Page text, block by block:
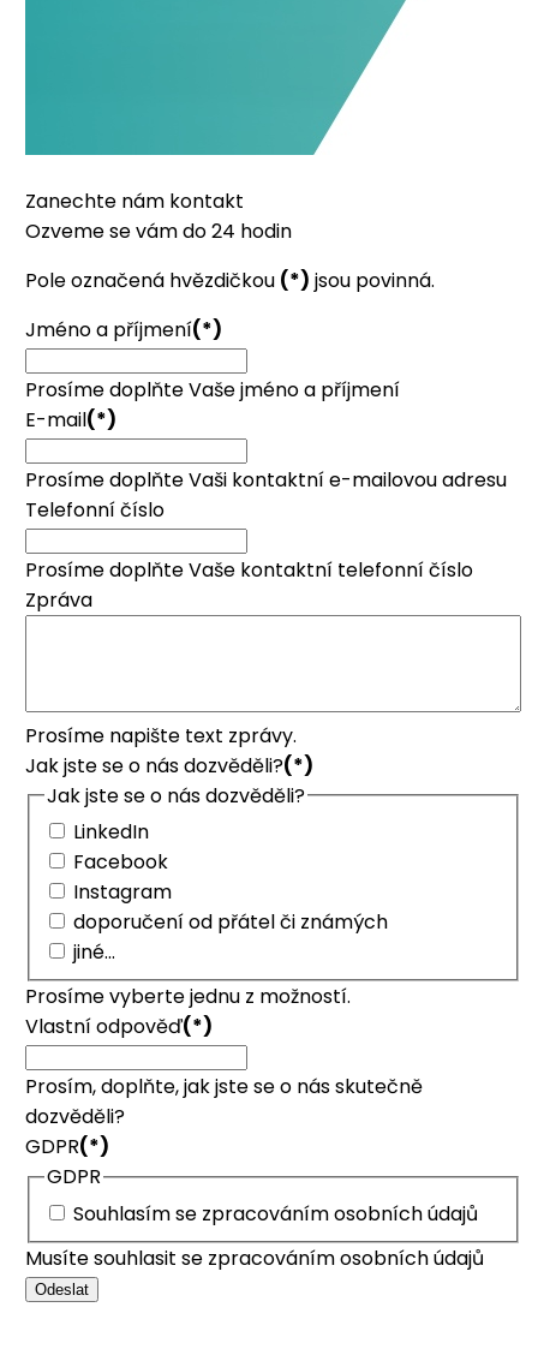
Zanechte nám kontakt
Ozveme se vám do 24 hodin
Pole označená hvězdičkou (*) jsou povinná.
Jméno a příjmení(*)
Prosíme doplňte Vaše jméno a příjmení
E-mail(*)
Prosíme doplňte Vaši kontaktní e-mailovou adresu
Telefonní číslo
Prosíme doplňte Vaše kontaktní telefonní číslo
Zpráva
Prosíme napište text zprávy.
Jak jste se o nás dozvěděli?(*)
Jak jste se o nás dozvěděli?
LinkedIn
Facebook
Instagram
doporučení od přátel či známých
jiné...
Prosíme vyberte jednu z možností.
Vlastní odpověď(*)
Prosím, doplňte, jak jste se o nás skutečně
dozvěděli?
GDPR(*)
GDPR
Souhlasím se zpracováním osobních údajů
Musíte souhlasit se zpracováním osobních údajů
Odeslat